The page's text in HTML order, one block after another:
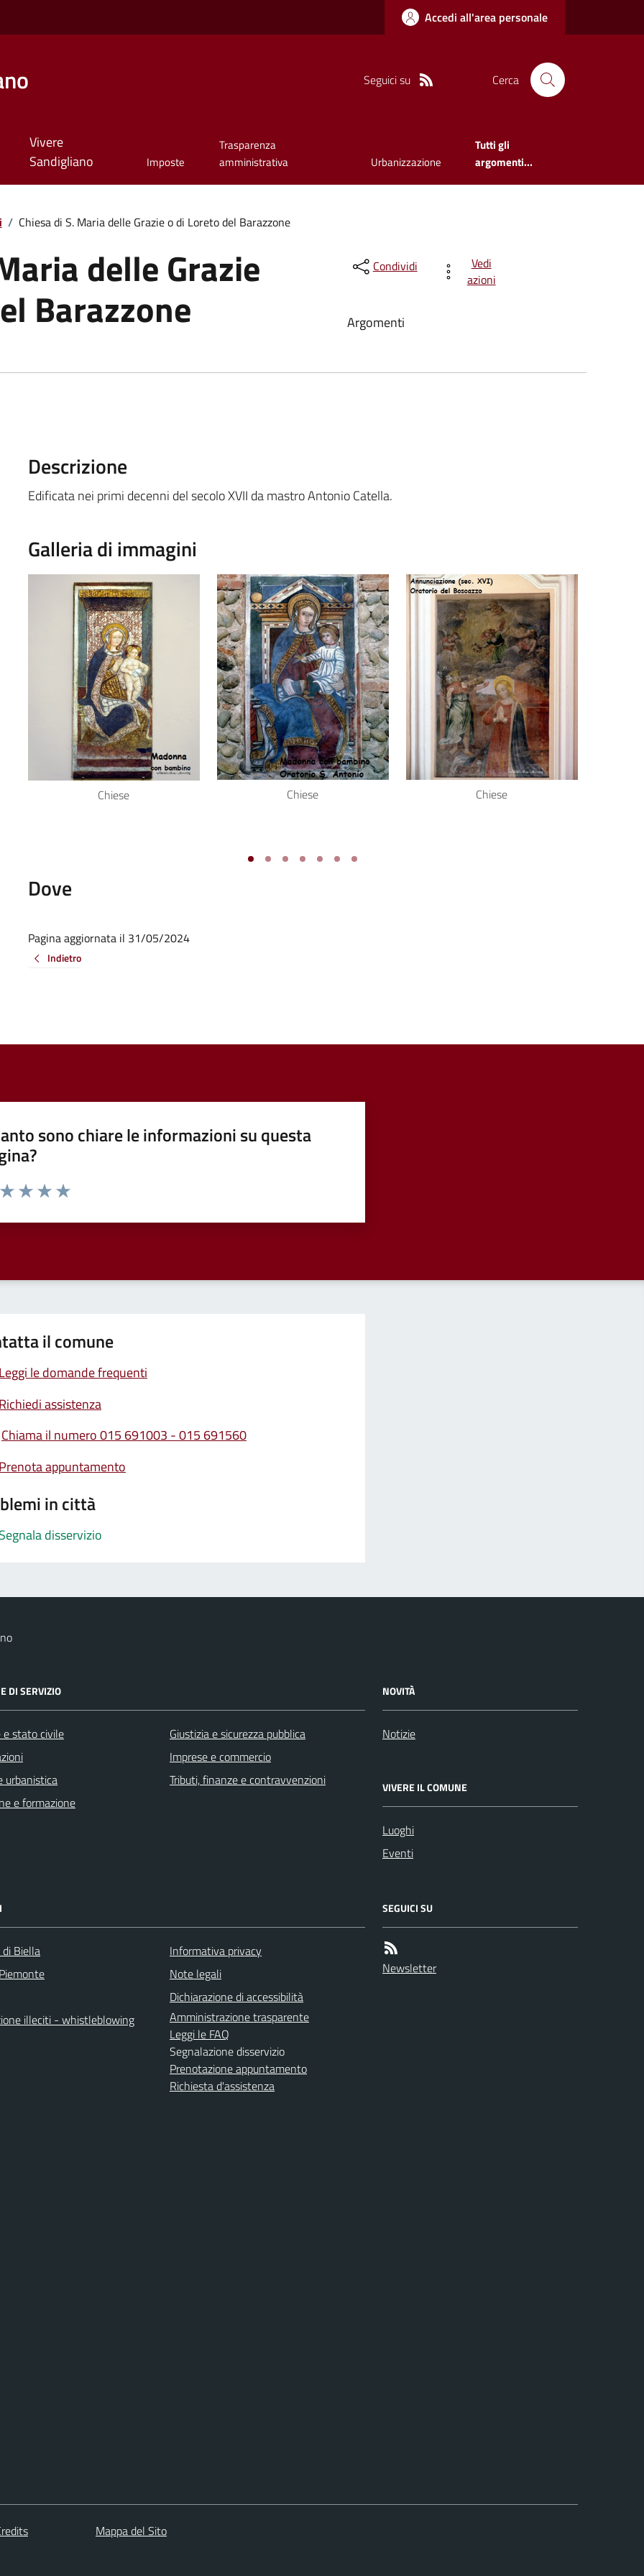
Accedi all'area personale
Seguici su Cerca
Vivere
Sandigliano
Imposte
Trasparenza
amministrativa
Urbanizzazione
Tutti gli
argomenti...
/ Chiesa di S. Maria delle Grazie o di Loreto del Barazzone
delle Grazie
Barazzone
Condividi
Vedi
azioni
Argomenti
Descrizione
Edificata nei primi decenni del secolo XVII da mastro Antonio Catella.
Galleria di immagini
Chiese Chiese Chiese
Dove
Pagina aggiornata il 31/05/2024
Indietro
sono chiare le informazioni su questa
da 1 a 5 stelle la pagina
il comune
le domande frequenti
Richiedi assistenza
Chiama il numero 015 691003 - 015 691560
Prenota appuntamento
in città
Segnala disservizio
DI SERVIZIO
e stato civile
urbanistica
e formazione
Giustizia e sicurezza pubblica
Imprese e commercio
Tributi, finanze e contravvenzioni
NOVITÀ
Notizie
VIVERE IL COMUNE
Luoghi
Eventi
Biella
illeciti - whistleblowing
Informativa privacy
Note legali
Dichiarazione di accessibilità
Amministrazione trasparente
Leggi le FAQ
Segnalazione disservizio
Prenotazione appuntamento
Richiesta d'assistenza
SEGUICI SU
Newsletter
Mappa del Sito